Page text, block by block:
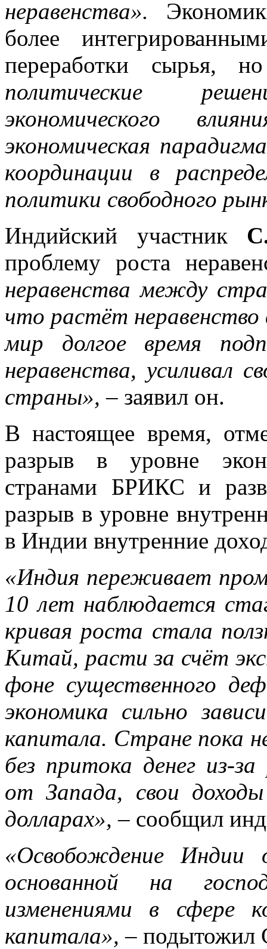
неравенства».
более
переработки сырья,
политические
экономического
экономическая
координации в
политики свободного
Индийский участник
проблему роста
неравенства между
что растёт
мир долгое время
неравенства, усиливал
страны», – заявил он.
В настоящее время,
разрыв в уровне
странами БРИКС и
разрыв в уровне
в Индии внутренние
«Индия переживает
10 лет наблюдается
кривая роста стала
Китай, расти за счёт
фоне существенного
экономика сильно
капитала. Стране пока
без притока денег из-
от Запада, свои
долларах», – сообщил
«Освобождение Индии
основанной на
изменениями в сфере
капитала», – подытожил